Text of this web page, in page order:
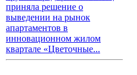
приняла решение о
выведении на рынок
апартаментов в
инновационном жилом
квартале «Цветочные...